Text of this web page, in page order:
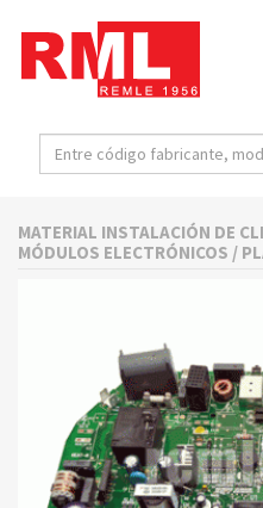
MATERIAL INSTALACIÓN DE
MÓDULOS ELECTRÓNICOS /